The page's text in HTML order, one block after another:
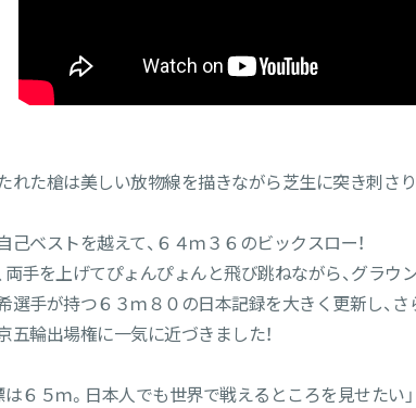
れた槍は美しい放物線を描きながら芝生に突き刺さり
己ベストを越えて、６４ｍ３６のビックスロー！
両手を上げてぴょんぴょんと飛び跳ねながら、グラウ
選手が持つ６３ｍ８０の日本記録を大きく更新し、
五輪出場権に一気に近づきました！
は６５ｍ。日本人でも世界で戦えるところを見せたい」